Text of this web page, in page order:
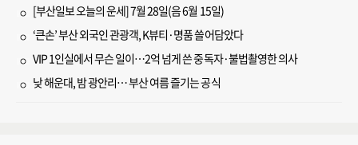
[부산일보 오늘의 운세] 7월 28일(음 6월 15일)
‘큰손’ 부산 외국인 관광객, K뷰티·명품 쓸어담았다
VIP 1인실에서 무슨 일이…2억 넘게 쓴 중독자·불법촬영한 의사
낮 해운대, 밤 광안리… 부산 여름 즐기는 공식